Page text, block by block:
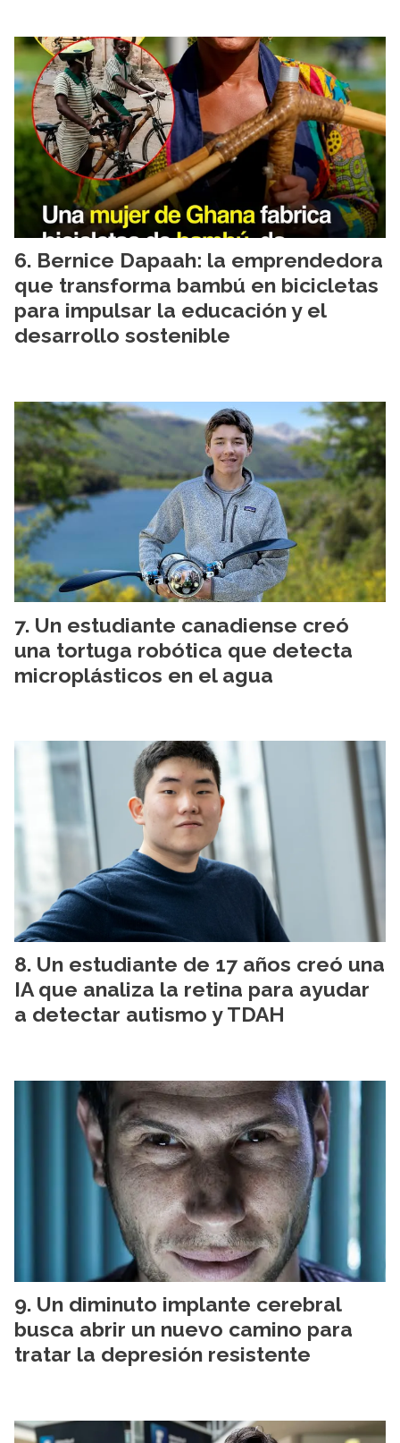
Bernice Dapaah: la emprendedora
que transforma bambú en bicicletas
para impulsar la educación y el
desarrollo sostenible
Un estudiante canadiense creó
una tortuga robótica que detecta
microplásticos en el agua
Un estudiante de 17 años creó una
IA que analiza la retina para ayudar
a detectar autismo y TDAH
Un diminuto implante cerebral
busca abrir un nuevo camino para
tratar la depresión resistente